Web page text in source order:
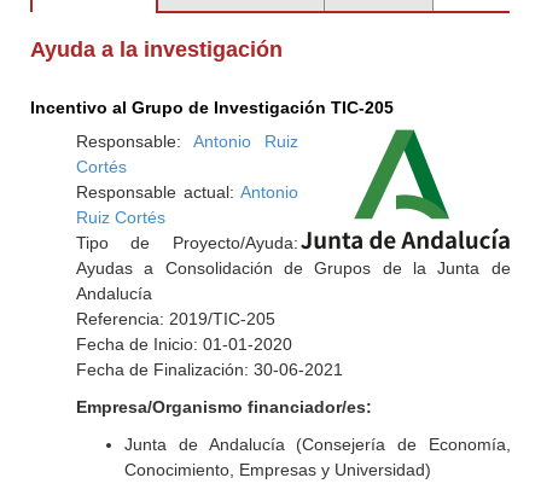
Ayuda a la investigación
Incentivo al Grupo de Investigación TIC-205
Responsable: Antonio Ruiz
Cortés
Responsable actual: Antonio
Ruiz Cortés
Tipo de Proyecto/Ayuda:
Ayudas a Consolidación de Grupos de la Junta de
Andalucía
Referencia: 2019/TIC-205
Fecha de Inicio: 01-01-2020
Fecha de Finalización: 30-06-2021
Empresa/Organismo financiador/es:
Junta de Andalucía (Consejería de Economía,
Conocimiento, Empresas y Universidad)